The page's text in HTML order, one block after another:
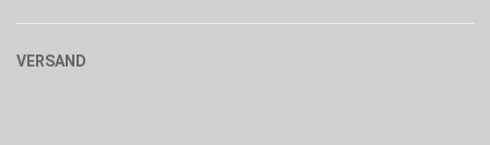
VERSAND